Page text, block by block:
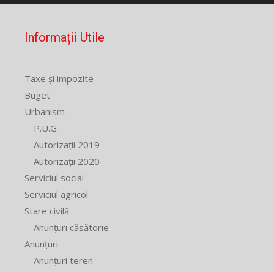
Informații Utile
Taxe și impozite
Buget
Urbanism
P.U.G
Autorizații 2019
Autorizații 2020
Serviciul social
Serviciul agricol
Stare civilă
Anunțuri căsătorie
Anunțuri
Anunțuri teren